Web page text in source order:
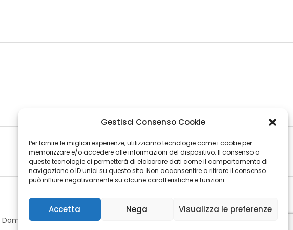
Gestisci Consenso Cookie
Per fornire le migliori esperienze, utilizziamo tecnologie come i cookie per
memorizzare e/o accedere alle informazioni del dispositivo. Il consenso a
queste tecnologie ci permetterà di elaborare dati come il comportamento di
navigazione o ID unici su questo sito. Non acconsentire o ritirare il consenso
può influire negativamente su alcune caratteristiche e funzioni.
Accetta Nega Visualizza le preferenze
Domenico